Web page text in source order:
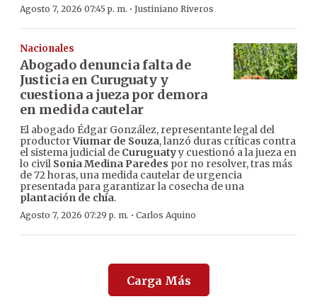
Agosto 7, 2026 07:45 p. m. · Justiniano Riveros
Nacionales
Abogado denuncia falta de
Justicia en Curuguaty y
cuestiona a jueza por demora
en medida cautelar
El abogado Édgar González, representante legal del
productorViumar de Souza, lanzó duras críticas contra
el sistema judicial de Curuguatyy cuestionó a la jueza en
lo civil Sonia Medina Paredes por no resolver, tras más
de 72 horas, una medida cautelar de urgencia
presentada para garantizar la cosecha de una
plantación de chía.
Agosto 7, 2026 07:29 p. m. · Carlos Aquino
Carga Más